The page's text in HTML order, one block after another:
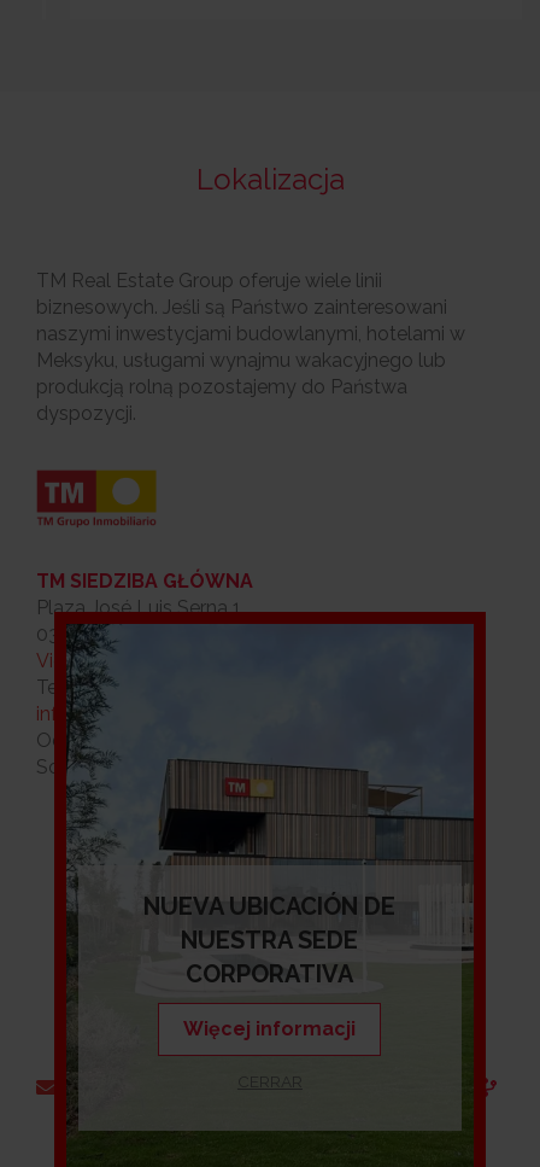
Usługi handlowe 902 15
15 12
Obsługa
Lokalizacja
TM Real Estate Group oferuje wiele linii
biznesowych. Jeśli są Państwo zainteresowani
naszymi inwestycjami budowlanymi, hotelami w
Meksyku, usługami wynajmu wakacyjnego lub
produkcją rolną pozostajemy do Państwa
dyspozycji.
TM SIEDZIBA GŁÓWNA
Plaza José Luis Serna 1
03184 Torrevieja (Alicante)
View in Google Maps
Tel.: +34 965 71 20 11
info@tmgrupoinmobiliario.com
Od poniedziałku do piątku: 09:00 to 20:00
Sobota: 10:00 to 14:00
NUEVA UBICACIÓN DE
NUESTRA SEDE
CORPORATIVA
Więcej informacji
CERRAR